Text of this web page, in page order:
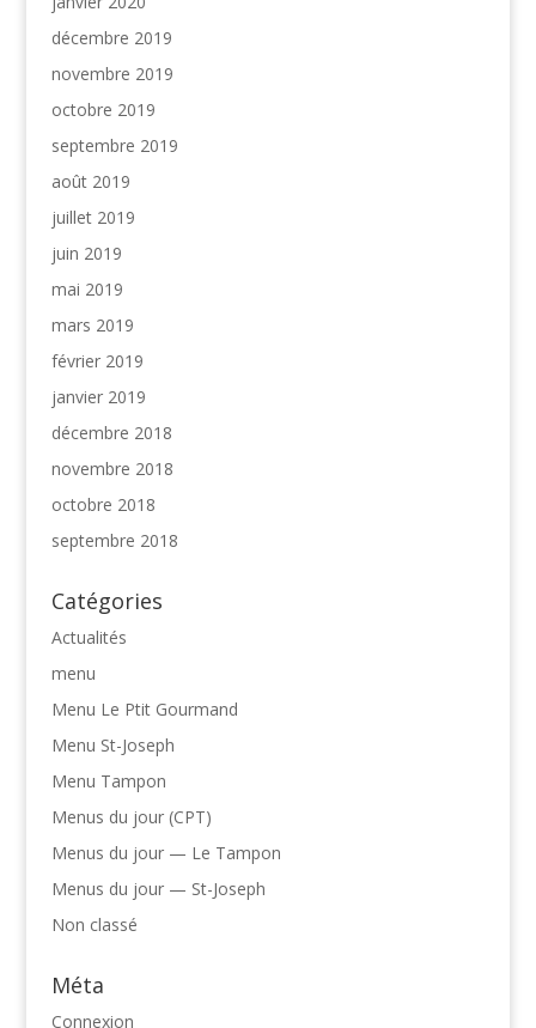
décembre 2019
novembre 2019
octobre 2019
septembre 2019
août 2019
juillet 2019
juin 2019
mai 2019
mars 2019
février 2019
janvier 2019
décembre 2018
novembre 2018
octobre 2018
septembre 2018
Catégories
Actualités
menu
Menu Le Ptit Gourmand
Menu St-Joseph
Menu Tampon
Menus du jour (CPT)
Menus du jour — Le Tampon
Menus du jour — St-Joseph
Non classé
Méta
Connexion